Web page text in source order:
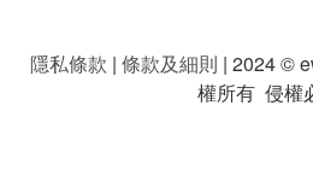
隱私條款 | 條款及細則 | 2024 ©
權所有 侵權